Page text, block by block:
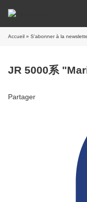
Accueil » S'abonner à la
JR 5000系
Partager